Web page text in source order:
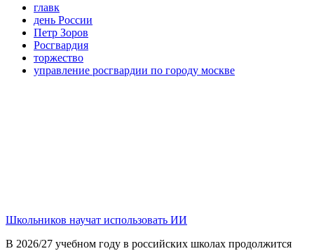
главк
день России
Петр Зоров
Росгвардия
торжество
управление росгвардии по городу москве
Школьников научат использовать ИИ
В 2026/27 учебном году в российских школах продолжится